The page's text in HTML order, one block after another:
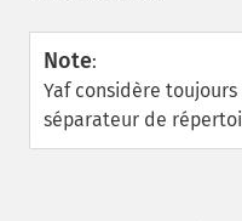
Note:
Yaf considère
séparateur de